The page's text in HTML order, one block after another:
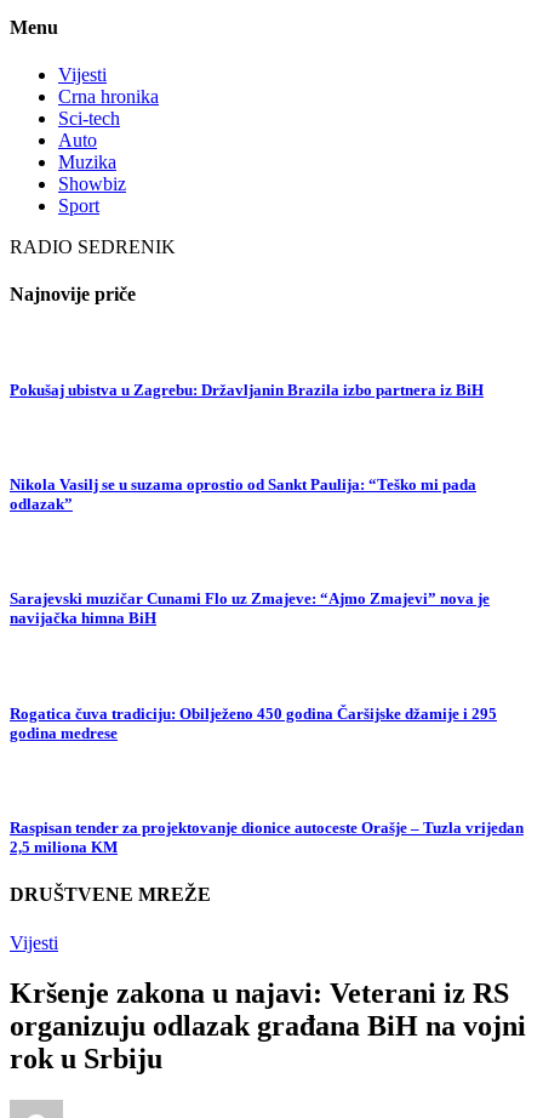
Menu
Vijesti
Crna hronika
Sci-tech
Auto
Muzika
Showbiz
Sport
RADIO SEDRENIK
Najnovije priče
Pokušaj ubistva u Zagrebu: Državljanin Brazila izbo partnera iz BiH
Nikola Vasilj se u suzama oprostio od Sankt Paulija: “Teško mi pada
odlazak”
Sarajevski muzičar Cunami Flo uz Zmajeve: “Ajmo Zmajevi” nova je
navijačka himna BiH
Rogatica čuva tradiciju: Obilježeno 450 godina Čaršijske džamije i 295
godina medrese
Raspisan tender za projektovanje dionice autoceste Orašje – Tuzla vrijedan
2,5 miliona KM
DRUŠTVENE MREŽE
Vijesti
Kršenje zakona u najavi: Veterani iz RS
organizuju odlazak građana BiH na vojni
rok u Srbiju